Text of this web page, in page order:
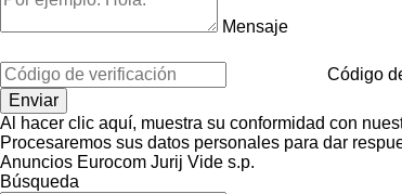
Mensaje
Código
Al hacer clic aquí, muestra su conformidad con
Procesaremos sus datos personales para dar
Anuncios Eurocom Jurij Vide s.p.
Búsqueda